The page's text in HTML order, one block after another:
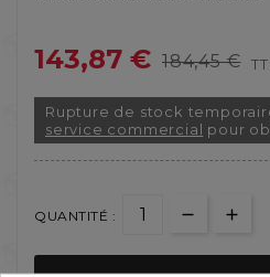
143,87 € 184,45 €
Rupture de stock
service commercial pour
QUANTITÉ :